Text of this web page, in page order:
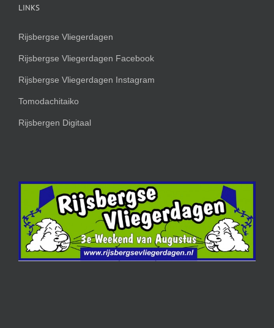
LINKS
Rijsbergse Vliegerdagen
Rijsbergse Vliegerdagen Facebook
Rijsbergse Vliegerdagen Instagram
Tomodachitaiko
Rijsbergen Digitaal